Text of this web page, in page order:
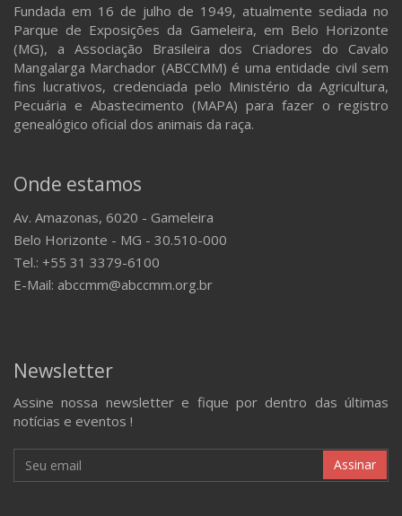
Fundada em 16 de julho de 1949, atualmente sediada no
Parque de Exposições da Gameleira, em Belo Horizonte
(MG), a Associação Brasileira dos Criadores do Cavalo
Mangalarga Marchador (ABCCMM) é uma entidade civil sem
fins lucrativos, credenciada pelo Ministério da Agricultura,
Pecuária e Abastecimento (MAPA) para fazer o registro
genealógico oficial dos animais da raça.
Onde estamos
Av. Amazonas, 6020 - Gameleira
Belo Horizonte - MG - 30.510-000
Tel.: +55 31 3379-6100
E-Mail: abccmm@abccmm.org.br
Newsletter
Assine nossa newsletter e fique por dentro das últimas
notícias e eventos !
Assinar